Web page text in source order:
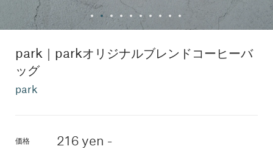
park｜parkオリジナルブレンドコーヒーバ
ッグ
park
価格 216 yen -